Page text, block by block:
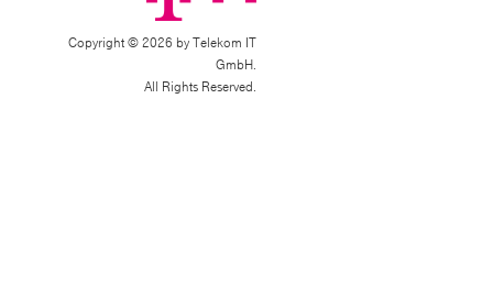
Copyright © 2026 by Telekom IT
GmbH.
All Rights Reserved.